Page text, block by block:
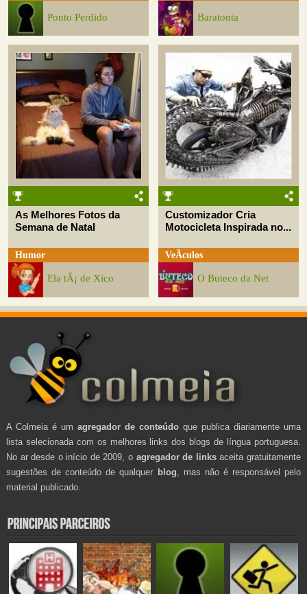
Ponto Perdido Baratonta
As Melhores Fotos da
Semana de Natal
Humor
Ela tÃ¡ de Xico
Customizador Cria
Motocicleta Inspirada no...
VeÃ­culos
O Buteco da Net
A Colmeia é um agregador de conteúdo que publica diariamente uma
lista selecionada com os melhores links dos blogs de língua portuguesa.
No ar desde o início de 2009, o agregador de linksaceita gratuitamente
sugestões de conteúdo de qualquer blog , mas não é responsável pelo
material publicado.